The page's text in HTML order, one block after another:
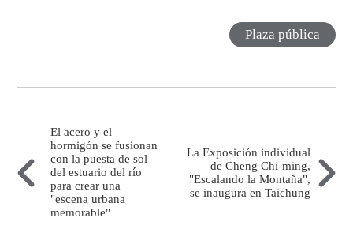
Plaza pública
El acero y el
hormigón se fusionan
con la puesta de sol
del estuario del río
para crear una
"escena urbana
memorable"
La Exposición individual
de Cheng Chi-ming,
"Escalando la Montaña",
se inaugura en Taichung